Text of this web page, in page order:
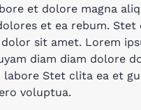
et dolore magna
et ea rebum.
sit amet. Lorem
diam diam dolore
Stet clita ea et
voluptua.